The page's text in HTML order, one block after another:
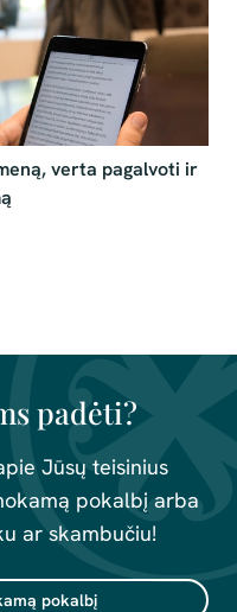
verta pagalvoti ir
padėti?
Jūsų teisinius
pokalbį arba
ar skambučiu!
pokalbį